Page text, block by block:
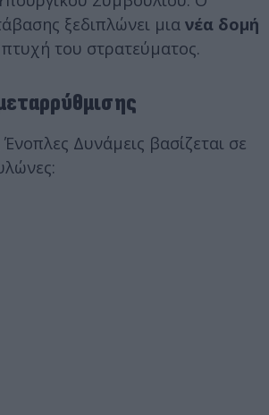
ξεδιπλώνει μια νέα δομή
πτυχή του στρατεύματος.
Δυνάμεις βασίζεται σε